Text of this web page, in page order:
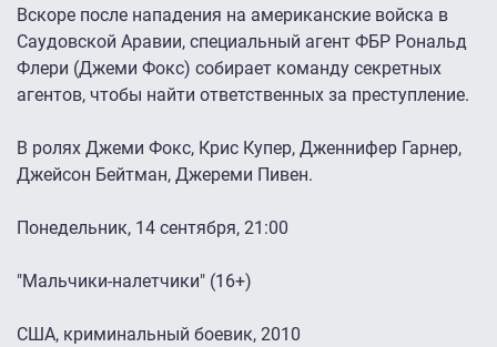
Вскоре после нападения на американские войска в
Саудовской Аравии, специальный агент ФБР Рональд
Флери (Джеми Фокс) собирает команду секретных
агентов, чтобы найти ответственных за преступление.
В ролях Джеми Фокс, Крис Купер, Дженнифер Гарнер,
Джейсон Бейтман, Джереми Пивен.
Понедельник, 14 сентября, 21:00
"Мальчики-налетчики" (16+)
США, криминальный боевик, 2010